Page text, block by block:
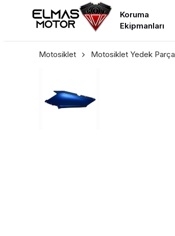
Koruma
Ekipmanları
Motosiklet Motosiklet Yedek Parça